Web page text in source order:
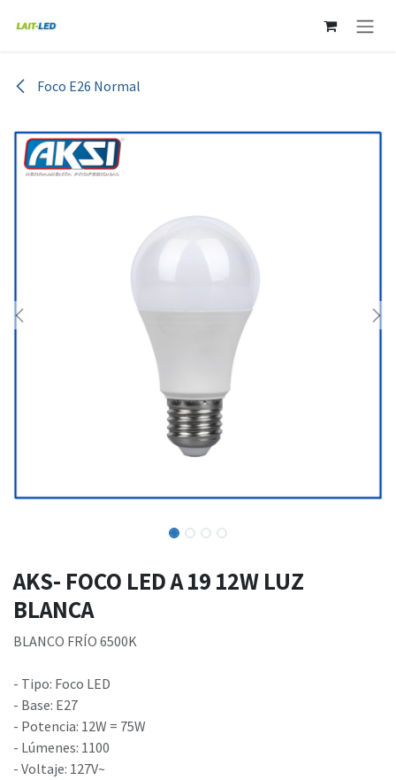
Foco E26 Normal
AKS- FOCO LED A 19 12W LUZ
BLANCA
BLANCO FRÍO 6500K
- Tipo: Foco LED
- Base: E27
- Potencia: 12W = 75W
- Lúmenes: 1100
- Voltaje: 127V~